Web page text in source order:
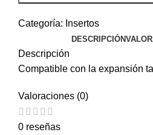
Categoría: Insertos
DESCRIPCIÓN
Descripción
Compatible con la expansión
Valoraciones (0)
0 reseñas